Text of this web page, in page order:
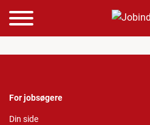
For jobsøgere
Din side